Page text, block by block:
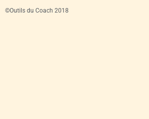
©Outils du Coach 2018